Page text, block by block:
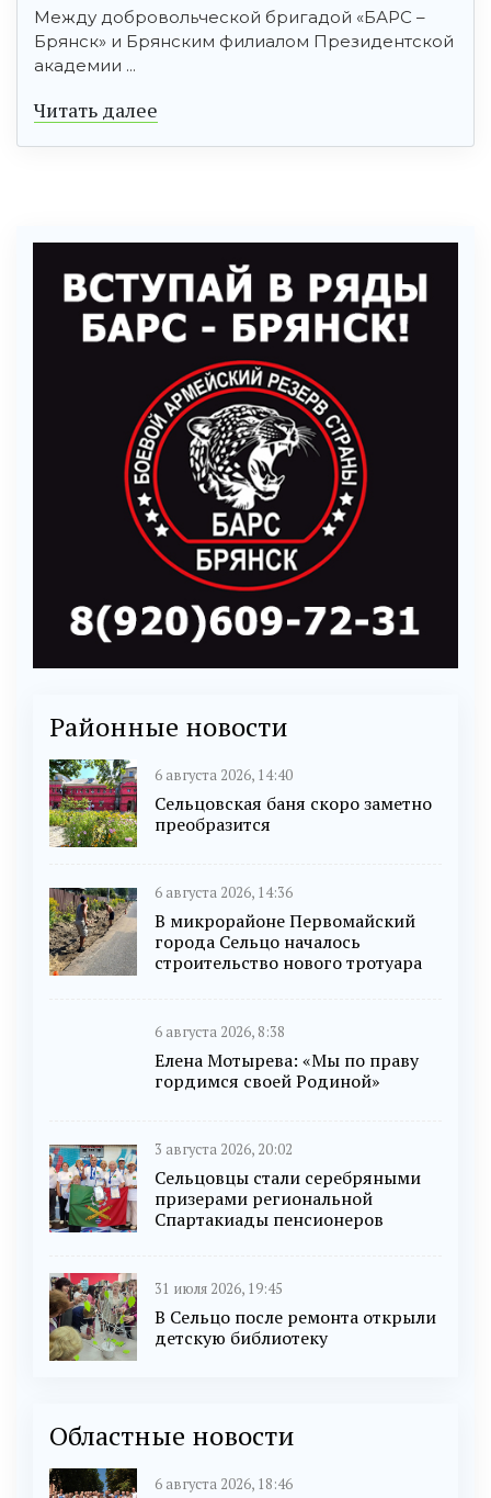
Между добровольческой бригадой «БАРС –
Брянск» и Брянским филиалом Президентской
академии ...
Читать далее
Районные новости
6 августа 2026, 14:40
Сельцовская баня скоро заметно
преобразится
6 августа 2026, 14:36
В микрорайоне Первомайский
города Сельцо началось
строительство нового тротуара
6 августа 2026, 8:38
Елена Мотырева: «Мы по праву
гордимся своей Родиной»
3 августа 2026, 20:02
Сельцовцы стали серебряными
призерами региональной
Спартакиады пенсионеров
31 июля 2026, 19:45
В Сельцо после ремонта открыли
детскую библиотеку
Областные новости
6 августа 2026, 18:46